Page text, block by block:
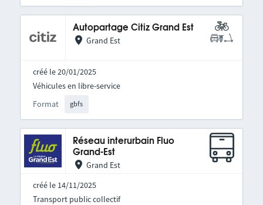
Autopartage Citiz Grand Est
Grand Est
créé le 20/01/2025
Format gbfs
Véhicules en libre-service
Réseau interurbain Fluo
Grand-Est
Grand Est
créé le 14/11/2025
Transport public collectif